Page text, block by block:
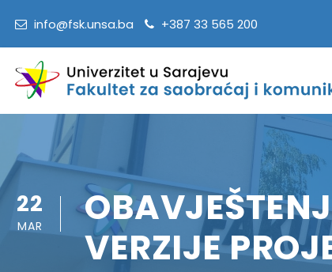
info@fsk.unsa.ba +387 33 565 200
22
MAR
VERZIJE